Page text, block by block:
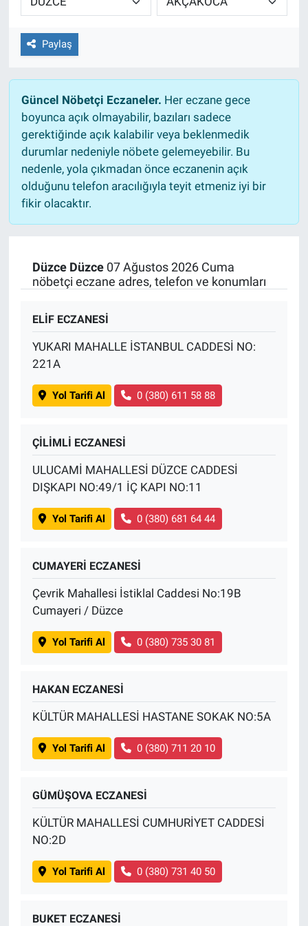
Paylaş
Güncel Nöbetçi Eczaneler. Her eczane gece
boyunca açık olmayabilir, bazıları sadece
gerektiğinde açık kalabilir veya beklenmedik
durumlar nedeniyle nöbete gelemeyebilir. Bu
nedenle, yola çıkmadan önce eczanenin açık
olduğunu telefon aracılığıyla teyit etmeniz iyi bir
fikir olacaktır.
Düzce Düzce07 Ağustos 2026 Cuma
nöbetçi eczane adres, telefon ve konumları
ELİF ECZANESİ
YUKARI MAHALLE İSTANBUL CADDESİ NO:
221A
Yol Tarifi Al 0 (380) 611 58 88
ÇİLİMLİ ECZANESİ
ULUCAMİ MAHALLESİ DÜZCE CADDESİ
DIŞKAPI NO:49/1 İÇ KAPI NO:11
Yol Tarifi Al 0 (380) 681 64 44
CUMAYERİ ECZANESİ
Çevrik Mahallesi İstiklal Caddesi No:19B
Cumayeri / Düzce
Yol Tarifi Al 0 (380) 735 30 81
HAKAN ECZANESİ
KÜLTÜR MAHALLESİ HASTANE SOKAK NO:5A
Yol Tarifi Al 0 (380) 711 20 10
GÜMÜŞOVA ECZANESİ
KÜLTÜR MAHALLESİ CUMHURİYET CADDESİ
NO:2D
Yol Tarifi Al 0 (380) 731 40 50
BUKET ECZANESİ